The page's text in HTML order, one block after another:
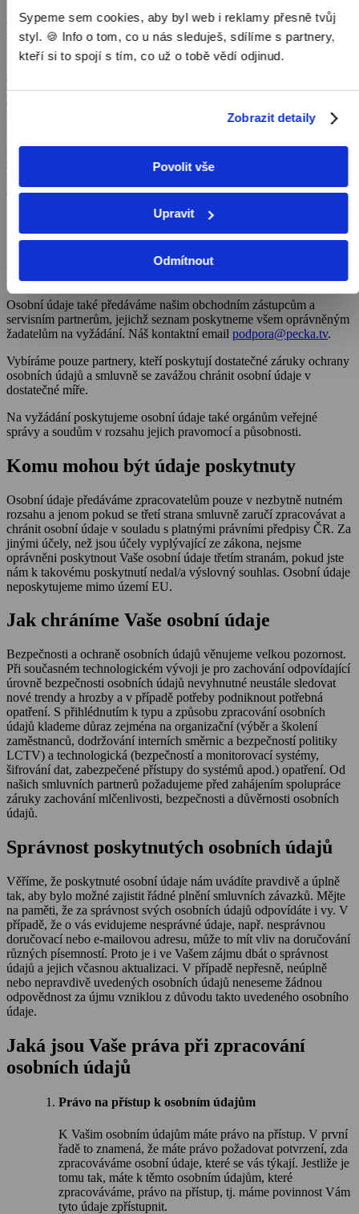
Sypeme sem cookies, aby byl web i reklamy přesně tvůj
styl. 🍪 Info o tom, co u nás sleduješ, sdílíme s partnery,
kteří si to spojí s tím, co už o tobě vědí odjinud.
Zobrazit detaily
Povolit vše
Upravit
Odmítnout
Kdo má k osobním údajům přístup
Některé činnosti v rámci poskytování služeb zajišťujeme v
součinnosti s našimi partnery, abychom tak zabezpečili co nejvyšší
kvalitu a efektivitu poskytování služeb. Nezbytnou podmínkou při
výkonu činností, které tito partneři pro nás zajišťují, je mnohdy
přístup k Vašim osobním údajům. Partneři při zpracování osobních
údajů vystupují jako smluvní zpracovatelé, osobní údaje
zpracovávají pouze v náš prospěch a výhradně za účelem
zabezpečení činností, ke kterým je zmocníme a které vyplývají z
účelů vzájemné spolupráce. Partnery využíváme v různých
oblastech, zejména však za účelem:
administrativní podpory;
poskytování a správy informačních systémů a softwaru;
provádění marketingových průzkumů;
Osobní údaje také předáváme našim obchodním zástupcům a
servisním partnerům, jejichž seznam poskytneme všem oprávněným
žadatelům na vyžádání. Náš kontaktní email podpora@pecka.tv.
Vybíráme pouze partnery, kteří poskytují dostatečné záruky ochrany
osobních údajů a smluvně se zavážou chránit osobní údaje v
dostatečné míře.
Na vyžádání poskytujeme osobní údaje také orgánům veřejné
správy a soudům v rozsahu jejich pravomocí a působnosti.
Komu mohou být údaje poskytnuty
Osobní údaje předáváme zpracovatelům pouze v nezbytně nutném
rozsahu a jenom pokud se třetí strana smluvně zaručí zpracovávat a
chránit osobní údaje v souladu s platnými právními předpisy ČR. Za
jinými účely, než jsou účely vyplývající ze zákona, nejsme
oprávněni poskytnout Vaše osobní údaje třetím stranám, pokud jste
nám k takovému poskytnutí nedal/a výslovný souhlas. Osobní údaje
neposkytujeme mimo území EU.
Jak chráníme Vaše osobní údaje
Bezpečnosti a ochraně osobních údajů věnujeme velkou pozornost.
Při současném technologickém vývoji je pro zachování odpovídající
úrovně bezpečnosti osobních údajů nevyhnutné neustále sledovat
nové trendy a hrozby a v případě potřeby podniknout potřebná
opatření. S přihlédnutím k typu a způsobu zpracování osobních
údajů klademe důraz zejména na organizační (výběr a školení
zaměstnanců, dodržování interních směrnic a bezpečností politiky
LCTV) a technologická (bezpečností a monitorovací systémy,
šifrování dat, zabezpečené přístupy do systémů apod.) opatření. Od
našich smluvních partnerů požadujeme před zahájením spolupráce
záruky zachování mlčenlivosti, bezpečnosti a důvěrnosti osobních
údajů.
Správnost poskytnutých osobních údajů
Věříme, že poskytnuté osobní údaje nám uvádíte pravdivě a úplně
tak, aby bylo možné zajistit řádné plnění smluvních závazků. Mějte
na paměti, že za správnost svých osobních údajů odpovídáte i vy. V
případě, že o vás evidujeme nesprávné údaje, např. nesprávnou
doručovací nebo e-mailovou adresu, může to mít vliv na doručování
různých písemností. Proto je i ve Vašem zájmu dbát o správnost
údajů a jejich včasnou aktualizaci. V případě nepřesně, neúplně
nebo nepravdivě uvedených osobních údajů neneseme žádnou
odpovědnost za újmu vzniklou z důvodu takto uvedeného osobního
údaje.
Jaká jsou Vaše práva při zpracování
osobních údajů
Právo na přístup k osobním údajům
K Vašim osobním údajům máte právo na přístup. V první
řadě to znamená, že máte právo požadovat potvrzení, zda
zpracováváme osobní údaje, které se vás týkají. Jestliže je
tomu tak, máte k těmto osobním údajům, které
zpracováváme, právo na přístup, tj. máme povinnost Vám
tyto údaje zpřístupnit.